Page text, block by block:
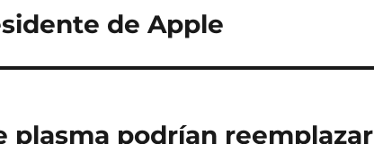
de Apple
plasma podrían reemplazar